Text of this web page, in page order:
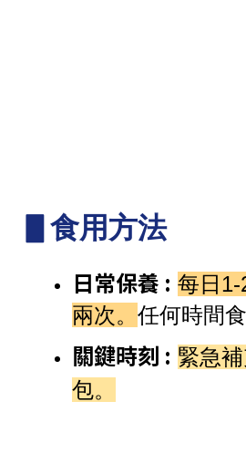
兩次。任何時間
關鍵時刻 :
緊急
包。